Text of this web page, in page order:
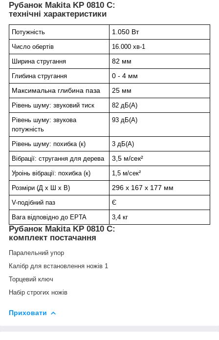
Рубанок Makita KP 0810 C:
технічні характеристики
Потужність 1.050 Вт
Число обертів
16.000 хв-1
Ширина стругання
82 мм
Глибина стругання
0 - 4 мм
Максимальна глибина паза
25 мм
Рівень шуму: звуковий тиск
82 дБ(А)
Рівень шуму: звукова
потужність
93 дБ(А)
Рівень шуму: похибка (к)
3 дБ(А)
Вібрації: стругання для дерева
3,5 м/сек²
Уроінь вібрації: похибка (к)
1,5 м/сек²
Розміри (Д х Ш х В)
296 x 167 x 177 мм
V-подібний паз
Є
Вага відповідно до EPTA
3,4 кг
Рубанок Makita KP 0810 C:
комплект постачання
Паралельний упор
Калібр для встановлення ножів 1
Торцевий ключ
Набір строгих ножів
Приховати